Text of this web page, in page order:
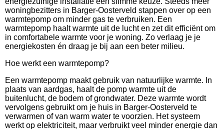
woningbezitters in Barger-Oosterveld stappen over op een
warmtepomp om minder gas te verbruiken. Een
warmtepomp haalt warmte uit de lucht en zet dit efficiënt om
in comfortabele warmte voor je woning. Zo verlaag je je
energiekosten én draag je bij aan een beter milieu.
Hoe werkt een warmtepomp?
Een warmtepomp maakt gebruik van natuurlijke warmte. In
plaats van aardgas, haalt de pomp warmte uit de
buitenlucht, de bodem of grondwater. Deze warmte wordt
vervolgens gebruikt om je huis in Barger-Oosterveld te
verwarmen of van warm water te voorzien. Het systeem
werkt op elektriciteit, maar verbruikt veel minder energie dan